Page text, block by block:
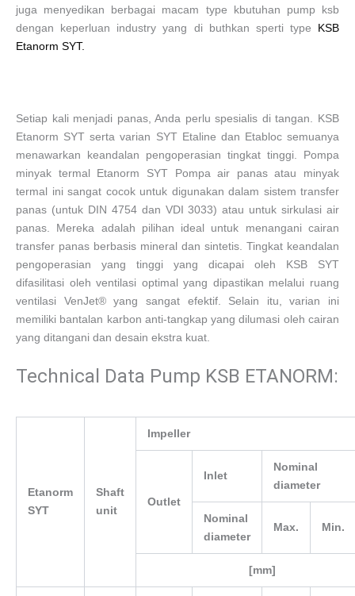
juga menyedikan berbagai macam type kbutuhan pump ksb
dengan keperluan industry yang di buthkan sperti type KSB
Etanorm SYT.
Setiap kali menjadi panas, Anda perlu spesialis di tangan. KSB
Etanorm SYT serta varian SYT Etaline dan Etabloc semuanya
menawarkan keandalan pengoperasian tingkat tinggi. Pompa
minyak termal Etanorm SYT Pompa air panas atau minyak
termal ini sangat cocok untuk digunakan dalam sistem transfer
panas (untuk DIN 4754 dan VDI 3033) atau untuk sirkulasi air
panas. Mereka adalah pilihan ideal untuk menangani cairan
transfer panas berbasis mineral dan sintetis. Tingkat keandalan
pengoperasian yang tinggi yang dicapai oleh KSB SYT
difasilitasi oleh ventilasi optimal yang dipastikan melalui ruang
ventilasi VenJet® yang sangat efektif. Selain itu, varian ini
memiliki bantalan karbon anti-tangkap yang dilumasi oleh cairan
yang ditangani dan desain ekstra kuat.
Technical Data Pump KSB ETANORM:
Etanorm
SYT
Shaft
unit
Impeller
Outlet
Inlet
Nominal
diameter
Nominal
diameter
Max. Min.
[mm]